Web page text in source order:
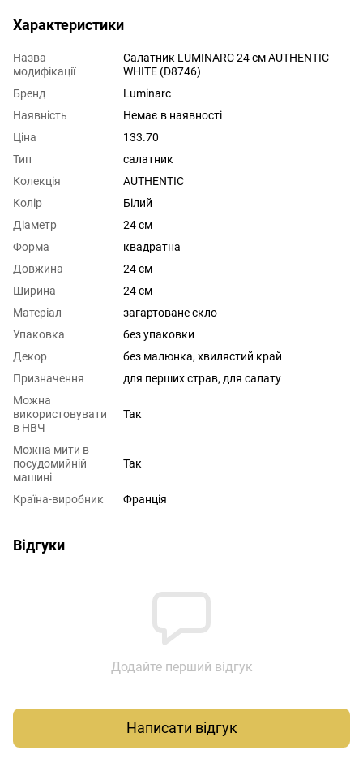
Характеристики
Назва
модифікації
Салатник LUMINARC 24 см AUTHENTIC
WHITE (D8746)
Бренд
Luminarc
Наявність
Немає в наявності
Ціна
133.70
Тип
салатник
Колекція
AUTHENTIC
Колір
Білий
Діаметр
24 см
Форма
квадратна
Довжина
24 см
Ширина
24 см
Матеріал
загартоване скло
Упаковка
без упаковки
Декор
без малюнка, хвилястий край
Призначення
для перших страв, для салату
Можна
використовувати
в НВЧ
Так
Можна мити в
посудомийній
машині
Так
Країна-виробник Франція
Відгуки
Додайте перший відгук
Написати відгук